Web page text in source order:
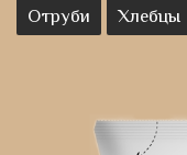
Отруби Хлебцы